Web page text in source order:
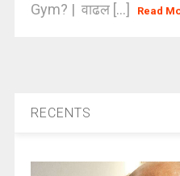
Gym? | वाढल [...]
Read
RECENTS